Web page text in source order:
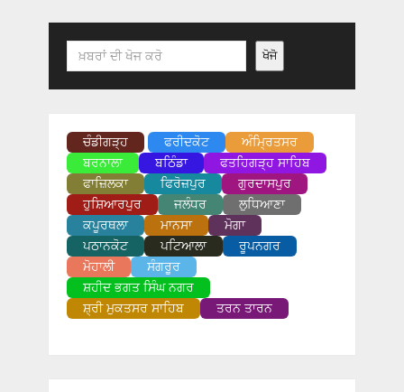
Search ਖੋਜੋ
ਚੰਡੀਗੜ੍ਹ ਫਰੀਦਕੋਟ
ਅੰਮ੍ਰਿਤਸਰ
ਬਰਨਾਲਾ
ਬਠਿੰਡਾ
ਫਤਹਿਗੜ੍ਹ ਸਾਹਿਬ
ਫਾਜ਼ਿਲਕਾ
ਫਿਰੋਜ਼ਪੁਰ
ਗੁਰਦਾਸਪੁਰ
ਹੁਸ਼ਿਆਰਪੁਰ
ਜਲੰਧਰ
ਲੁਧਿਆਣਾ
ਕਪੂਰਥਲਾ
ਮਾਨਸਾ
ਮੋਗਾ
ਪਠਾਨਕੋਟ
ਪਟਿਆਲਾ
ਰੂਪਨਗਰ
ਮੋਹਾਲੀ
ਸੰਗਰੂਰ
ਸ਼ਹੀਦ ਭਗਤ ਸਿੰਘ ਨਗਰ
ਸ਼੍ਰੀ ਮੁਕਤਸਰ ਸਾਹਿਬ
ਤਰਨ ਤਾਰਨ